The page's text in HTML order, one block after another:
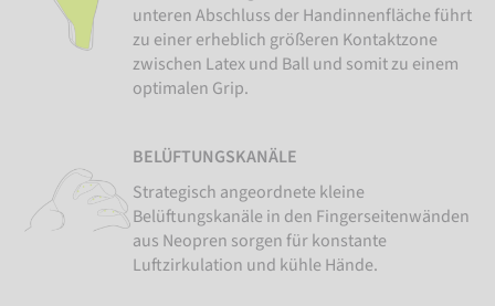
unteren Abschluss der Handinnenfläche führt
zu einer erheblich größeren Kontaktzone
zwischen Latex und Ball und somit zu einem
optimalen Grip.
BELÜFTUNGSKANÄLE
Strategisch angeordnete kleine
Belüftungskanäle in den Fingerseitenwänden
aus Neopren sorgen für konstante
Luftzirkulation und kühle Hände.